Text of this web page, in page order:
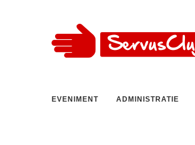
EVENIMENT ADMINISTRATIE